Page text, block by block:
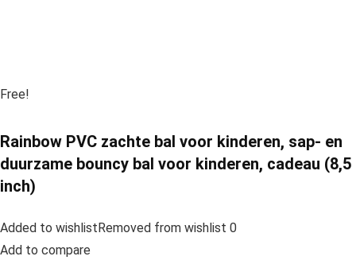
Free!
Rainbow PVC zachte bal voor kinderen, sap- en
duurzame bouncy bal voor kinderen, cadeau (8,5
inch)
Added to wishlistRemoved from wishlist 0
Add to compare